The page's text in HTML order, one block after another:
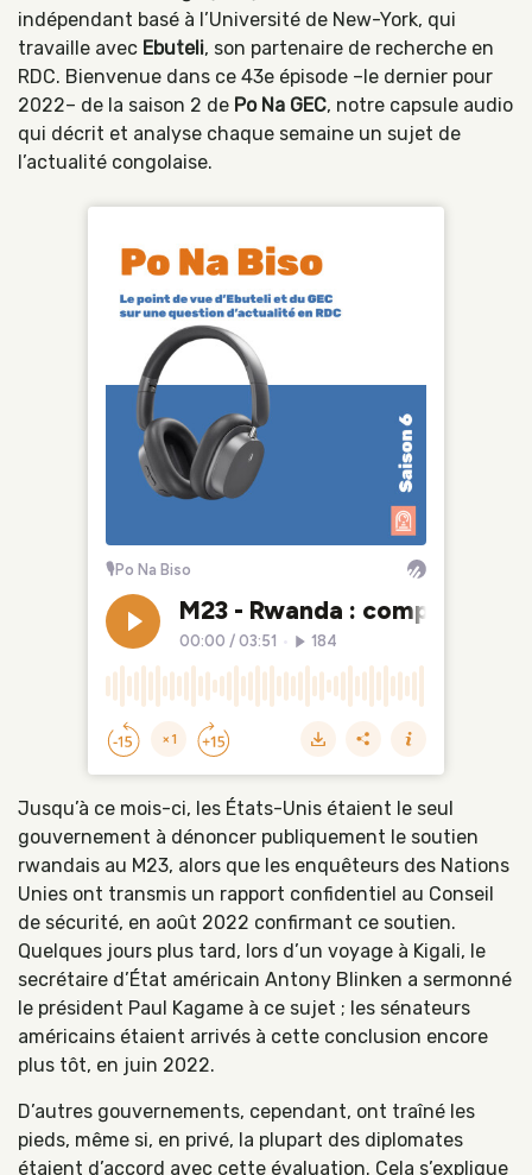
indépendant basé à l’Université de New-York, qui
travaille avec Ebuteli, son partenaire de recherche en
RDC. Bienvenue dans ce 43e épisode –le dernier pour
2022– de la saison 2 de Po Na GEC, notre capsule audio
qui décrit et analyse chaque semaine un sujet de
l’actualité congolaise.
Jusqu’à ce mois-ci, les États-Unis étaient le seul
gouvernement à dénoncer publiquement le soutien
rwandais au M23, alors que les enquêteurs des Nations
Unies ont transmis un rapport confidentiel au Conseil
de sécurité, en août 2022 confirmant ce soutien.
Quelques jours plus tard, lors d’un voyage à Kigali, le
secrétaire d’État américain Antony Blinken a sermonné
le président Paul Kagame à ce sujet ; les sénateurs
américains étaient arrivés à cette conclusion encore
plus tôt, en juin 2022.
D’autres gouvernements, cependant, ont traîné les
pieds, même si, en privé, la plupart des diplomates
étaient d’accord avec cette évaluation. Cela s’explique